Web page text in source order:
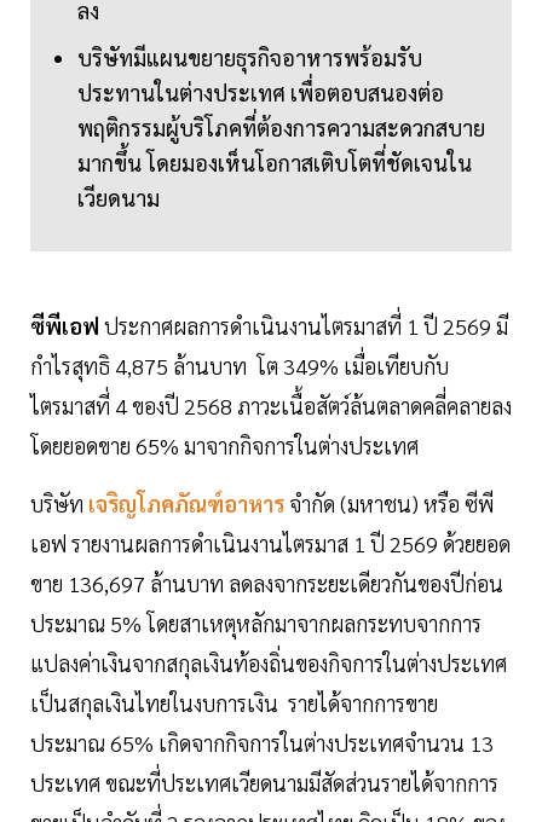
ลง
บริษัทมีแผนขยายธุรกิจอาหารพร้อมรับ
ประทานในต่างประเทศ เพื่อตอบสนองต่อ
พฤติกรรมผู้บริโภคที่ต้องการความสะดวกสบาย
มากขึ้น โดยมองเห็นโอกาสเติบโตที่ชัดเจนใน
เวียดนาม
ซีพีเอฟ ประกาศผลการดำเนินงานไตรมาสที่ 1 ปี 2569 มี
กำไรสุทธิ 4,875 ล้านบาท โต 349% เมื่อเทียบกับ
ไตรมาสที่ 4 ของปี 2568 ภาวะเนื้อสัตว์ล้นตลาดคลี่คลายลง
โดยยอดขาย 65% มาจากกิจการในต่างประเทศ
บริษัท เจริญโภคภัณฑ์อาหาร จำกัด (มหาชน) หรือ ซีพี
เอฟ รายงานผลการดำเนินงานไตรมาส 1 ปี 2569 ด้วยยอด
ขาย 136,697 ล้านบาท ลดลงจากระยะเดียวกันของปีก่อน
ประมาณ 5% โดยสาเหตุหลักมาจากผลกระทบจากการ
แปลงค่าเงินจากสกุลเงินท้องถิ่นของกิจการในต่างประเทศ
เป็นสกุลเงินไทยในงบการเงิน รายได้จากการขาย
ประมาณ 65% เกิดจากกิจการในต่างประเทศจำนวน 13
ประเทศ ขณะที่ประเทศเวียดนามมีสัดส่วนรายได้จากการ